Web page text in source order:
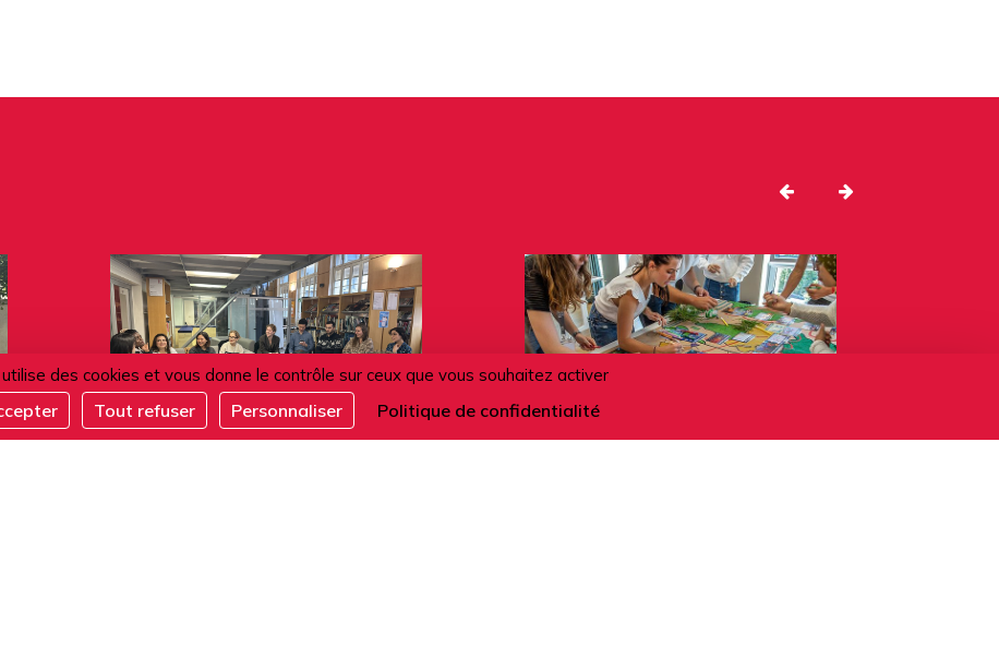
des cookies et vous donne le contrôle sur ceux que vous souhaitez activer
Tout refuser Personnaliser Politique de confidentialité